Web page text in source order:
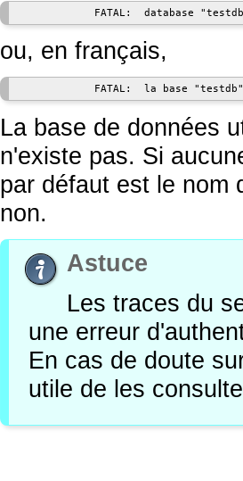
FATAL:  database
ou, en français,
FATAL:  la base
La base de données
n'existe pas. Si
par défaut est le nom
non.
Astuce
Les traces du
une erreur
En cas de doute
utile de les